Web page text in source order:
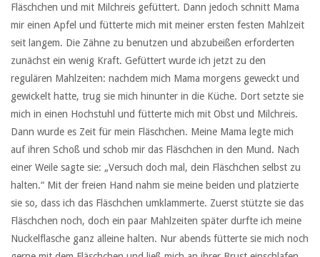
Fläschchen und mit Milchreis gefüttert. Dann jedoch schnitt Mama
mir einen Apfel und fütterte mich mit meiner ersten festen Mahlzeit
seit langem. Die Zähne zu benutzen und abzubeißen erforderten
zunächst ein wenig Kraft. Gefüttert wurde ich jetzt zu den
regulären Mahlzeiten: nachdem mich Mama morgens geweckt und
gewickelt hatte, trug sie mich hinunter in die Küche. Dort setzte sie
mich in einen Hochstuhl und fütterte mich mit Obst und Milchreis.
Dann wurde es Zeit für mein Fläschchen. Meine Mama legte mich
auf ihren Schoß und schob mir das Fläschchen in den Mund. Nach
einer Weile sagte sie: „Versuch doch mal, dein Fläschchen selbst zu
halten.“ Mit der freien Hand nahm sie meine beiden und platzierte
sie so, dass ich das Fläschchen umklammerte. Zuerst stützte sie das
Fläschchen noch, doch ein paar Mahlzeiten später durfte ich meine
Nuckelflasche ganz alleine halten. Nur abends fütterte sie mich noch